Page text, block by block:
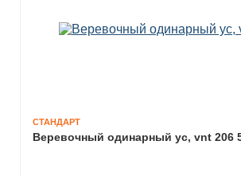
СТАНДАРТ
Веревочный одинарный ус, vnt 206